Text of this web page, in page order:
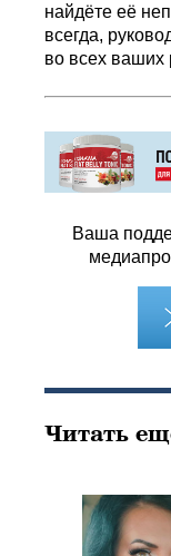
найдёте её
всегда,
во всех ваших
Ваша
Читать